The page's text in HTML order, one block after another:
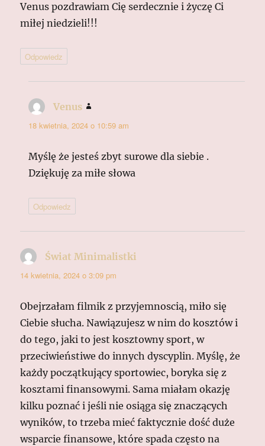
Venus pozdrawiam Cię serdecznie i życzę Ci
miłej niedzieli!!!
Odpowiedz
Venus
18 kwietnia, 2024 o 10:59 am
Myślę że jesteś zbyt surowe dla siebie .
Dziękuję za miłe słowa
Odpowiedz
Świat Minimalistki
14 kwietnia, 2024 o 3:09 pm
Obejrzałam filmik z przyjemnoscią, miło się
Ciebie słucha. Nawiązujesz w nim do kosztów i
do tego, jaki to jest kosztowny sport, w
przeciwieństiwe do innych dyscyplin. Myślę, że
każdy początkujący sportowiec, boryka się z
kosztami finansowymi. Sama miałam okazję
kilku poznać i jeśli nie osiąga się znaczących
wyników, to trzeba mieć faktycznie dość duże
wsparcie finansowe, które spada często na